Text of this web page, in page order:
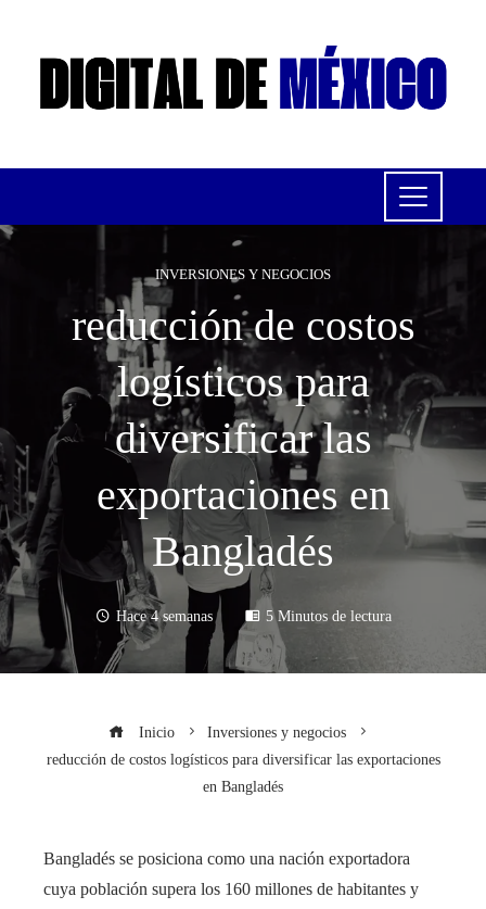
INVERSIONES Y NEGOCIOS
reducción de costos
logísticos para
diversificar las
exportaciones en
Bangladés
Hace 4 semanas 5 Minutos de lectura
Inicio
Inversiones y negocios
reducción de costos logísticos para diversificar las exportaciones
en Bangladés
Bangladés se posiciona como una nación exportadora
cuya población supera los 160 millones de habitantes y